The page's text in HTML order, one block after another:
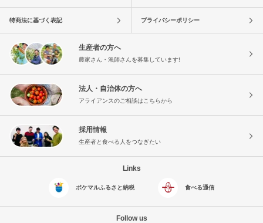
特商法に基づく表記 プライバシーポリシー
生産者の方へ
農家さん・漁師さんを募集しています!
法人・自治体の方へ
アライアンスのご相談はこちらから
採用情報
生産者と食べる人をつなぎたい
Links
ポケマルふるさと納税 食べる通信
Follow us